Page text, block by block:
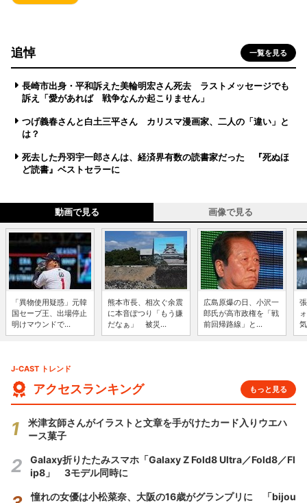
追悼 一覧を見る
長崎市出身・平和訴えた美輪明宏さん死去 ラストメッセージでも
訴え「愛があれば 戦争なんか起こりません」
つげ義春さんと白土三平さん カリスマ漫画家、二人の「違い」と
は？
死去した丹羽宇一郎さんは、経済界有数の読書家だった 『死ぬほ
ど読書』ベストセラーに
動画で見る 画像で見る
「異物使用疑惑」元韓
国セーブ王、出場停止
明けマウンドで...
熊本市長、相次ぐ余震
に本音ぽつり「もう嫌
だなぁ」 被災...
広島原爆の日、小沢一
郎氏が高市政権を「戦
前回帰路線」と...
J-CAST トレンド
アクセスランキング もっと見る
米津玄師さんがイラストと文章を手がけたカード入りウエハ
ース菓子
Galaxy折りたたみスマホ「Galaxy Z Fold8 Ultra／Fold8／Fl
ip8」 3モデル同時に
憧れの女優は小松菜奈、大阪の16歳がグランプリに 「bijou